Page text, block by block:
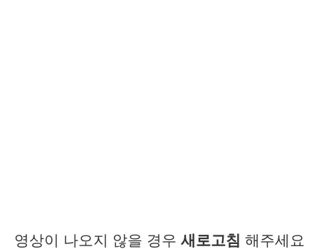
영상이 나오지 않을 경우 새로고침 해주세요